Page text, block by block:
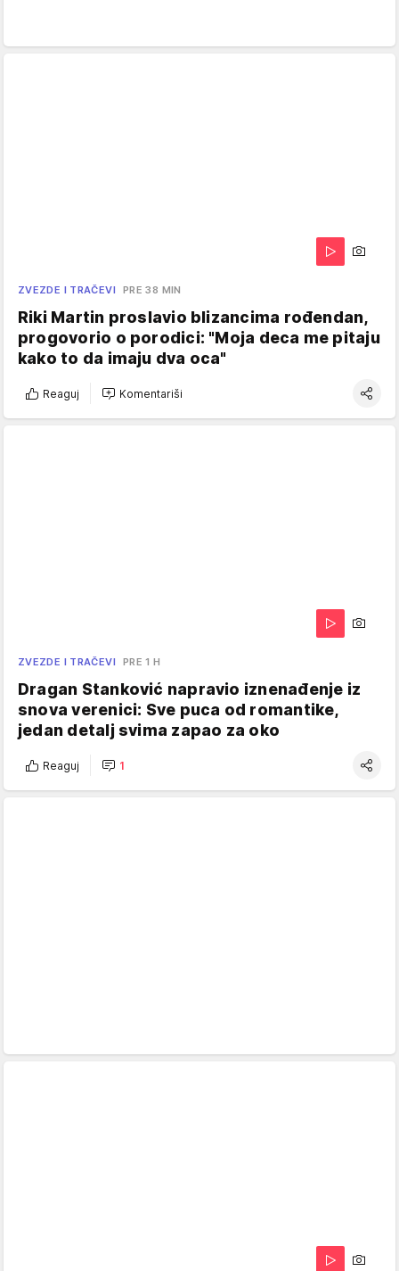
ZVEZDE I TRAČEVI PRE 38 MIN
Riki Martin proslavio blizancima rođendan,
progovorio o porodici: "Moja deca me pitaju
kako to da imaju dva oca"
Reaguj Komentariši
ZVEZDE I TRAČEVI PRE 1 H
Dragan Stanković napravio iznenađenje iz
snova verenici: Sve puca od romantike,
jedan detalj svima zapao za oko
Reaguj 1